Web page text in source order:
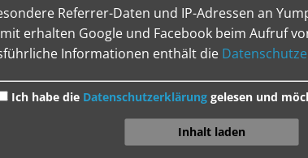
Referrer-Daten und IP-Adressen an
erhalten Google und Facebook beim Aufruf
Informationen enthält die
Ich habe die Datenschutzerklärung gelesen und